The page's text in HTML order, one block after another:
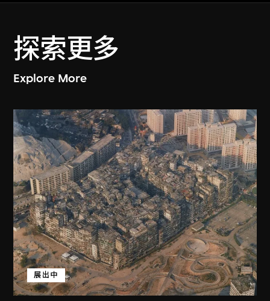
探索更多
Explore More
展出中